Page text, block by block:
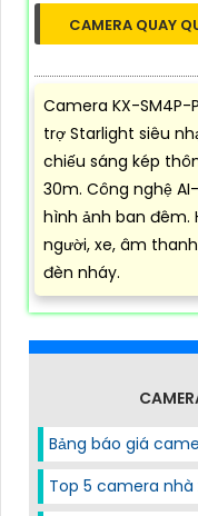
CAMERA QUAY
Camera KX-SM4P-
trợ Starlight siêu
chiếu sáng kép
30m. Công nghệ
hình ảnh ban đêm.
người, xe, âm
đèn nháy.
Bảng báo giá
Top 5 camera